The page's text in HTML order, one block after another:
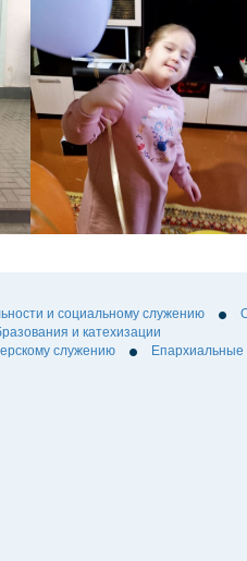
и социальному служению
и катехизации
служению